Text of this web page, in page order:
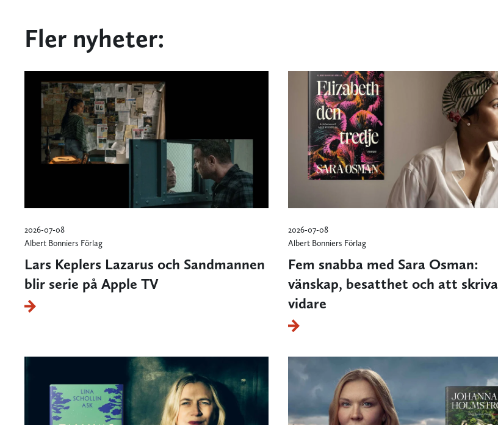
Fler nyheter:
2026-07-08
Albert Bonniers Förlag
Lars Keplers Lazarus och Sandmannen
blir serie på Apple TV
2026-07-08
Albert Bonniers Förlag
Fem snabba med Sara Osman:
vänskap, besatthet och att skriva
vidare